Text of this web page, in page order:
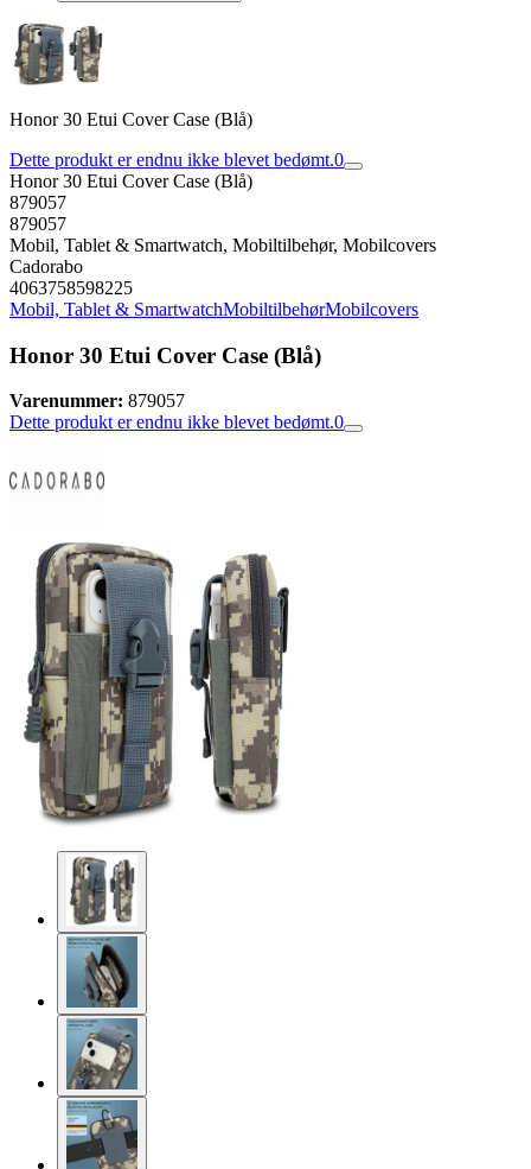
Honor 30 Etui Cover Case (Blå)
Dette produkt er endnu ikke blevet bedømt.0
Honor 30 Etui Cover Case (Blå)
879057
879057
Mobil, Tablet & Smartwatch, Mobiltilbehør, Mobilcovers
Cadorabo
4063758598225
Mobil, Tablet & SmartwatchMobiltilbehørMobilcovers
Honor 30 Etui Cover Case (Blå)
Varenummer: 879057
Dette produkt er endnu ikke blevet bedømt.0